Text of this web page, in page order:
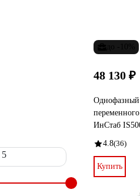
48 130 ₽
Однофазный
ИнСтаб
4.8(36)
Купить